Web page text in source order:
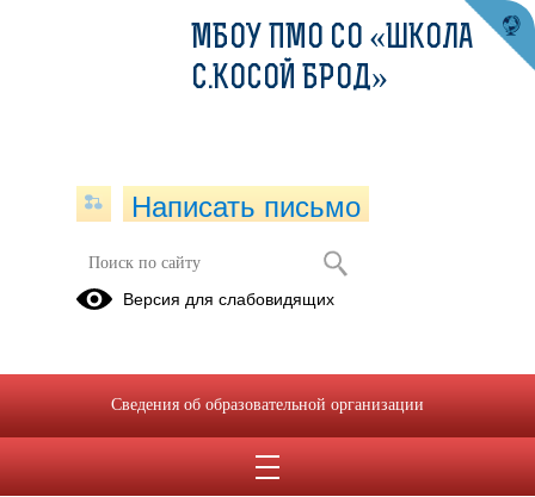
Профсоюз
(скачать)
СВО 12.02.25 — копия.docx(скачать)
МБОУ ПМО СО «ШКОЛА
С.КОСОЙ БРОД»
Написать письмо
Версия для слабовидящих
Сведения об образовательной организации